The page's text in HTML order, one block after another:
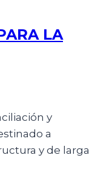
LA
y
a
y de larga